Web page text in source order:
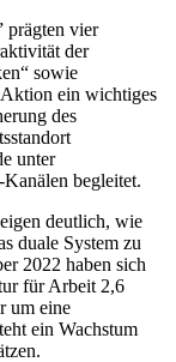
prägten vier
der
sowie
ein wichtiges
des
unter
begleitet.
deutlich, wie
duale System zu
2022 haben sich
für Arbeit 2,6
um eine
ein Wachstum